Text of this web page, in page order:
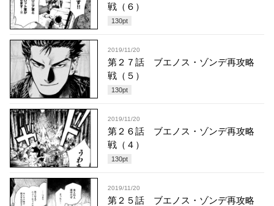
戦（６）
130pt
2019/11/20
第２７話 ブエノス・ゾンデ再攻略
戦（５）
130pt
2019/11/20
第２６話 ブエノス・ゾンデ再攻略
戦（４）
130pt
2019/11/20
第２５話 ブエノス・ゾンデ再攻略